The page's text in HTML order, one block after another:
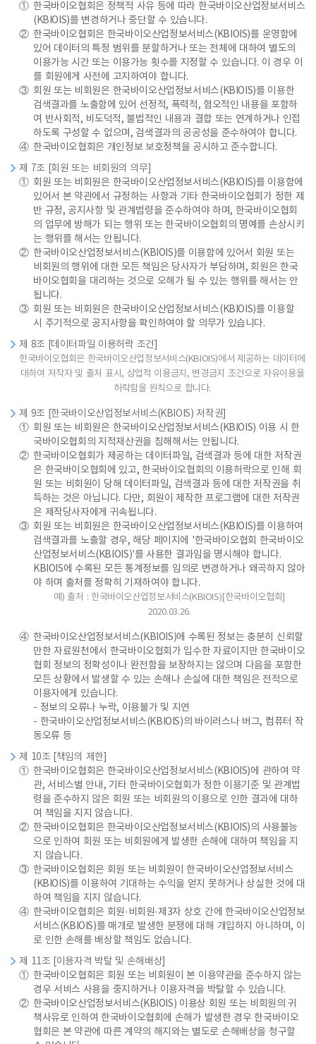
① 한국바이오협회은 정책적 사유 등에 따라 한국바이오산업정보서비스
(KBIOIS)를 변경하거나 중단할 수 있습니다.
② 한국바이오협회은 한국바이오산업정보서비스(KBIOIS)를 운영함에
있어 데이터의 특정 범위를 분할하거나 또는 전체에 대하여 별도의
이용가능 시간 또는 이용가능 횟수를 지정할 수 있습니다. 이 경우 이
를 회원에게 사전에 고지하여야 합니다.
③ 회원 또는 비회원은 한국바이오산업정보서비스(KBIOIS)를 이용한
검색결과를 노출함에 있어 선정적, 폭력적, 혐오적인 내용을 포함하
여 반사회적, 비도덕적, 불법적인 내용과 결합 또는 연계하거나 인접
하도록 구성할 수 없으며, 검색결과의 공공성을 준수하여야 합니다.
④ 한국바이오협회은 개인정보 보호정책을 공시하고 준수합니다.
제 7조 [회원 또는 비회원의 의무]
① 회원 또는 비회원은 한국바이오산업정보서비스(KBIOIS)를 이용함에
있어서 본 약관에서 규정하는 사항과 기타 한국바이오협회가 정한 제
반 규정, 공지사항 및 관계법령을 준수하여야 하며, 한국바이오협회
의 업무에 방해가 되는 행위 또는 한국바이오협회의 명예를 손상시키
는 행위를 해서는 안됩니다.
② 한국바이오산업정보서비스(KBIOIS)를 이용함에 있어서 회원 또는
비회원의 행위에 대한 모든 책임은 당사자가 부담하며, 회원은 한국
바이오협회을 대리하는 것으로 오해가 될 수 있는 행위를 해서는 안
됩니다.
③ 회원 또는 비회원은 한국바이오산업정보서비스(KBIOIS)를 이용할
시 주기적으로 공지사항을 확인하여야 할 의무가 있습니다.
제 8조 [데이터파일 이용허락 조건]
한국바이오협회은 한국바이오산업정보서비스(KBIOIS)에서 제공하는 데이터에
대하여 저작자 및 출처 표시, 상업적 이용금지, 변경금지 조건으로 자유이용을
허락함을 원칙으로 합니다.
제 9조 [한국바이오산업정보서비스(KBIOIS) 저작권]
① 회원 또는 비회원은 한국바이오산업정보서비스(KBIOIS) 이용 시 한
국바이오협회의 지적재산권을 침해해서는 안됩니다.
② 한국바이오협회가 제공하는 데이터파일, 검색결과 등에 대한 저작권
은 한국바이오협회에 있고, 한국바이오협회의 이용허락으로 인해 회
원 또는 비회원이 당해 데이터파일, 검색결과 등에 대한 저작권을 취
득하는 것은 아닙니다. 다만, 회원이 제작한 프로그램에 대한 저작권
은 제작당사자에게 귀속됩니다.
③ 회원 또는 비회원은 한국바이오산업정보서비스(KBIOIS)를 이용하여
검색결과를 노출할 경우, 해당 페이지에 '한국바이오협회 한국바이오
산업정보서비스(KBIOIS)'를 사용한 결과임을 명시해야 합니다.
KBIOIS에 수록된 모든 통계정보를 임의로 변경하거나 왜곡하지 않아
야 하며 출처를 정확히 기재하여야 합니다.
예) 출처 : 한국바이오산업정보서비스(KBIOIS)[한국바이오협회]
2020.03.26.
④ 한국바이오산업정보서비스(KBIOIS)에 수록된 정보는 충분히 신뢰할
만한 자료원천에서 한국바이오협회가 입수한 자료이지만 한국바이오
협회 정보의 정확성이나 완전함을 보장하지는 않으며 다음을 포함한
모든 상황에서 발생할 수 있는 손해나 손실에 대한 책임은 전적으로
이용자에게 있습니다.
- 정보의 오류나 누락, 이용불가 및 지연
- 한국바이오산업정보서비스(KBIOIS)의 바이러스나 버그, 컴퓨터 작
동오류 등
제 10조 [책임의 제한]
① 한국바이오협회은 한국바이오산업정보서비스(KBIOIS)에 관하여 약
관, 서비스별 안내, 기타 한국바이오협회가 정한 이용기준 및 관계법
령을 준수하지 않은 회원 또는 비회원의 이용으로 인한 결과에 대하
여 책임을 지지 않습니다.
② 한국바이오협회은 한국바이오산업정보서비스(KBIOIS)의 사용불능
으로 인하여 회원 또는 비회원에게 발생한 손해에 대하여 책임을 지
지 않습니다.
③ 한국바이오협회은 회원 또는 비회원이 한국바이오산업정보서비스
(KBIOIS)를 이용하여 기대하는 수익을 얻지 못하거나 상실한 것에 대
하여 책임을 지지 않습니다.
④ 한국바이오협회은 회원·비회원·제3자 상호 간에 한국바이오산업정보
서비스(KBIOIS)를 매개로 발생한 분쟁에 대해 개입하지 아니하며, 이
로 인한 손해를 배상할 책임도 없습니다.
제 11조 [이용자격 박탈 및 손해배상]
① 한국바이오협회은 회원 또는 비회원이 본 이용약관을 준수하지 않는
경우 서비스 사용을 중지하거나 이용자격을 박탈할 수 있습니다.
② 한국바이오산업정보서비스(KBIOIS) 이용상 회원 또는 비회원의 귀
책사유로 인하여 한국바이오협회에 손해가 발생한 경우 한국바이오
협회은 본 약관에 따른 계약의 해지와는 별도로 손해배상을 청구할